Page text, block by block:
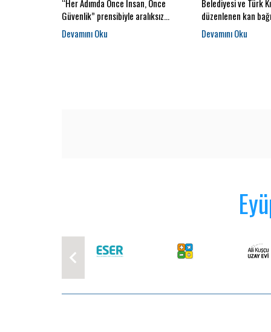
“Her Adımda Önce İnsan, Önce
Güvenlik” prensibiyle aralıksız
sürdürüyor. Ulaşımı kolaylaştıran,
yaşam kalitesini artıran çalışmalar
Belediyesi ve Türk
düzenlenen kan
kapsamında
Hizmet Binası